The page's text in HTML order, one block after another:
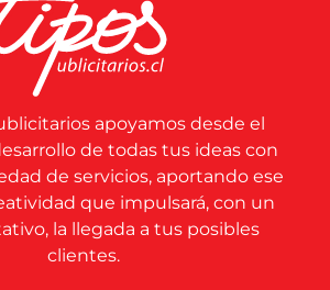
apoyamos desde el
de todas tus ideas con
de servicios, aportando ese
que impulsará, con un
la llegada a tus posibles
clientes.